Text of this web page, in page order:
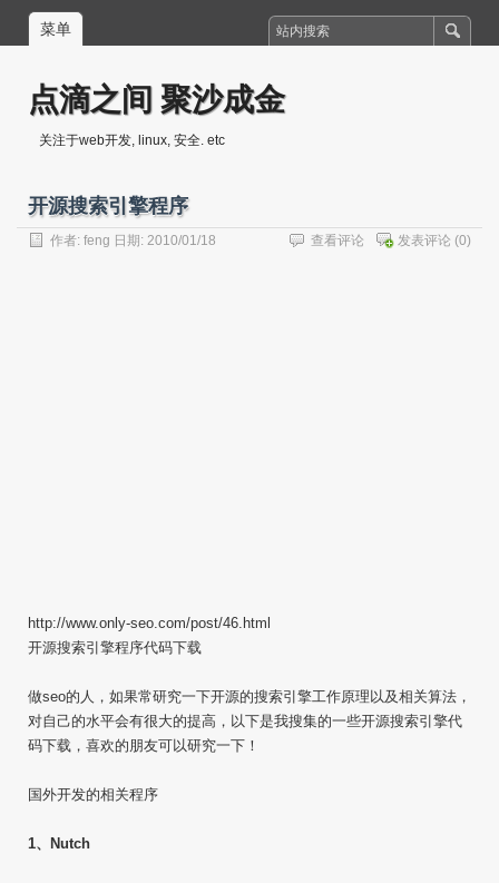
菜单
点滴之间 聚沙成金
关注于web开发, linux, 安全. etc
开源搜索引擎程序
作者: feng 日期: 2010/01/18 发表评论 (0)
查看评论
http://www.only-seo.com/post/46.html
开源搜索引擎程序代码下载
做seo的人，如果常研究一下开源的搜索引擎工作原理以及相关算法，
对自己的水平会有很大的提高，以下是我搜集的一些开源搜索引擎代
码下载，喜欢的朋友可以研究一下！
国外开发的相关程序
1、Nutch